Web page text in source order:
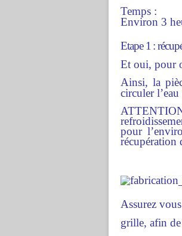
Temps :
Environ 3
Etape 1 :
Et oui, pour
Ainsi, la
circuler
pour
récupération
Assurez
grille, afin